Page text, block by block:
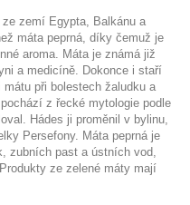
zemí Egypta, Balkánu a
máta peprná, díky čemuž je
aroma. Máta je známá již
a medicíně. Dokonce i staří
při bolestech žaludku a
z řecké mytologie podle
Hádes ji proměnil v bylinu,
Persefony. Máta peprná je
zubních past a ústních vod,
ze zelené máty mají